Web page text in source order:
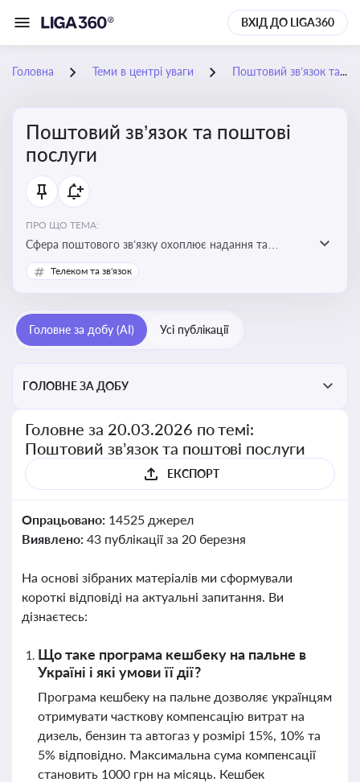
ВХІД ДО LIGA360
Головна Теми в центрі уваги Поштовий зв’язок та поштові послуги
Поштовий зв’язок та поштові
послуги
ПРО ЩО ТЕМА:
Сфера поштового зв’язку охоплює надання та
контроль послуг поштового обслуговування, що
регулюється спеціальним законодавством. Для
ліцензійних умов, участі в державних реєстрах і
забезпечення прав споживачів.
Телеком та зв'язок
Головне за добу (AI) Усі публікації
ГОЛОВНЕ ЗА ДОБУ
Головне за 20.03.2026 по темі:
Поштовий зв’язок та поштові послуги
ЕКСПОРТ
Опрацьовано: 14525 джерел
Виявлено: 43 публікації за 20 березня
На основі зібраних матеріалів ми сформували
короткі відповіді на актуальні запитання. Ви
дізнаєтесь:
Що таке програма кешбеку на пальне в
Україні і які умови її дії?
Програма кешбеку на пальне дозволяє українцям
отримувати часткову компенсацію витрат на
дизель, бензин та автогаз у розмірі 15%, 10% та
5% відповідно. Максимальна сума компенсації
становить 1000 грн на місяць. Кешбек